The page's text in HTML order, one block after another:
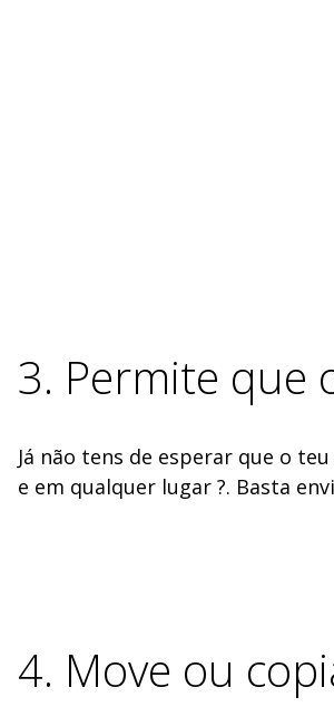
3. Permite que
Já não tens de esperar que o
e em qualquer lugar ?. Basta
4. Move ou